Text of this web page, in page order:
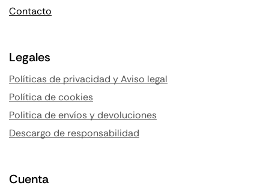
Contacto
Legales
Políticas de privacidad y Aviso legal
Política de cookies
Politica de envíos y devoluciones
Descargo de responsabilidad
Cuenta